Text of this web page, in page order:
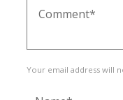
Your email address will